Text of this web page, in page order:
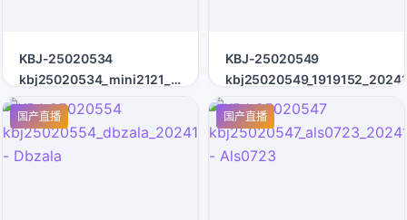
KBJ-25020534
kbj25020534_mini2121_20241212
- Mini2121
KBJ-25020549
国产直播 国产直播